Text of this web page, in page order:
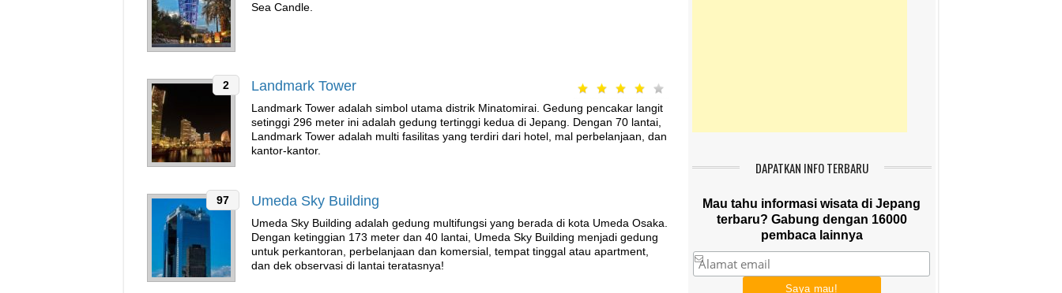
Sea Candle.
2 Landmark Tower
Landmark Tower adalah simbol utama distrik Minatomirai. Gedung pencakar langit
setinggi 296 meter ini adalah gedung tertinggi kedua di Jepang. Dengan 70 lantai,
Landmark Tower adalah multi fasilitas yang terdiri dari hotel, mal perbelanjaan, dan
kantor-kantor.
97 Umeda Sky Building
Umeda Sky Building adalah gedung multifungsi yang berada di kota Umeda Osaka.
Dengan ketinggian 173 meter dan 40 lantai, Umeda Sky Building menjadi gedung
untuk perkantoran, perbelanjaan dan komersial, tempat tinggal atau apartment,
dan dek observasi di lantai teratasnya!
DAPATKAN INFO TERBARU
Mau tahu informasi wisata di Jepang
terbaru? Gabung dengan 16000
pembaca lainnya